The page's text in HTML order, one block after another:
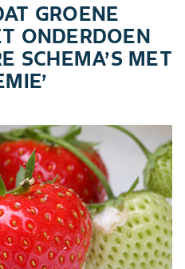
GROENE
ONDERDOEN
SCHEMA’S MET